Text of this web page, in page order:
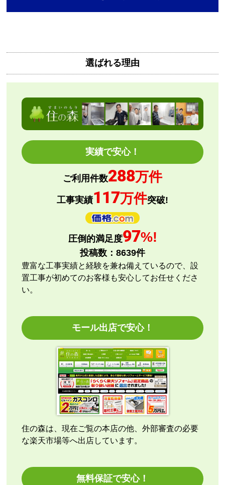
さん
はい
ショップからの連絡や対応は適切でしたか？
はい
予定の期日までに商品が届きましたか？
商品の梱包は必要十分なものでしたか？
またこのショップを利用したいですか？
【注文商品】エアコン・クーラー 【注文
時期】2026年08月頃
【このショップを選んだ理由は？】
評価と価格
【注文からどのくらいで届きましたか？】
【その他感想・コメント】
エアコン本体の購入のみ（工事無し）でしたが、連絡
も早く安心して購入できました。
こちらの都合で、最短でお届けいただくようご依頼。
施工業者への連絡の都合上、何度かメールをさせてい
ただきましたが、連絡も早く安心して購入させていた
だくことができました。
kazumorimoriさん
欲しい商品をスムーズに注文できましたか？
選ばれる理由
実績で安心！
ご利用件数288万件
工事実績117万件突破!
圧倒的満足度97%!
投稿数： 8639件
豊富な工事実績と経験を兼ね備えているので、設
置工事が初めてのお客様も安心してお任せくださ
い。
モール出店で安心！
住の森は、現在ご覧の本店の他、外部審査の必要
な楽天市場等へ出店しています。
無料保証で安心！